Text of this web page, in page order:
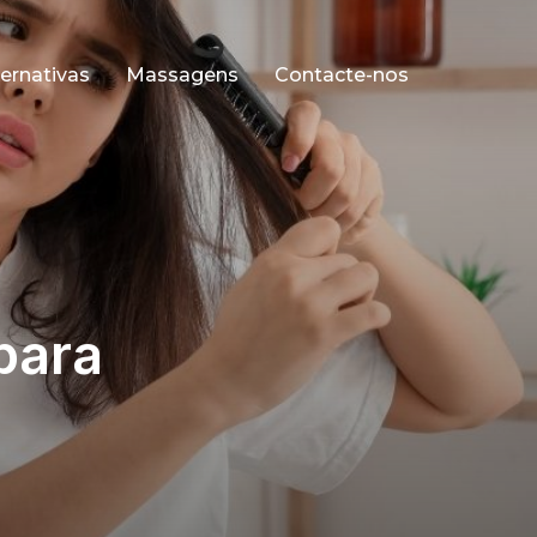
Massagens Contacte-nos